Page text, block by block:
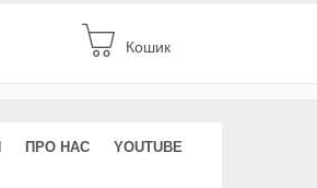
Кошик
ПРО НАС YOUTUBE